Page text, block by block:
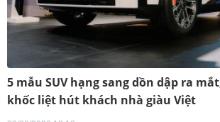
5 mẫu SUV hạng sang dồn dập ra
khốc liệt hút khách nhà giàu Việt